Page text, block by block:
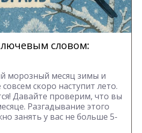
словом:
морозный месяц зимы и
скоро наступит лето.
Давайте проверим, что вы
Разгадывание этого
занять у вас не больше 5-